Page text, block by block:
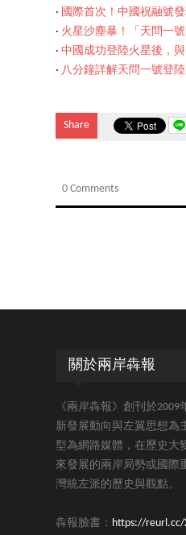
‧ 國際首次！中國祝融號
‧ 火星沙塵暴！「天問一
‧ 中國成功登陸火星後，
‧ 八分鐘詳解天問一號登
Share
0 Comments
關於兩岸犇報
《兩岸犇報》創刊於
新發展動向與左翼思想為
型為網路媒體，在歷史大
來發展的兩岸局勢或國際
灣統左派的歷史與觀點。
犇報臉書： https://reurl.cc/